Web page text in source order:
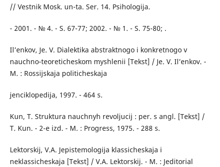
// Vestnik Mosk. un-ta. Ser. 14. Psihologija.
- 2001. - № 4. - S. 67-77; 2002. - № 1. - S. 75-80; .
Il’enkov, Je. V. Dialektika abstraktnogo i konkretnogo v
nauchno-teoreticheskom myshlenii [Tekst] / Je. V. Il’enkov. -
M. : Rossijskaja politicheskaja
jenciklopedija, 1997. - 464 s.
Kun, T. Struktura nauchnyh revoljucij : per. s angl. [Tekst] /
T. Kun. - 2-e izd. - M. : Progress, 1975. - 288 s.
Lektorskij, V.A. Jepistemologija klassicheskaja i
neklassicheskaja [Tekst] / V.A. Lektorskij. - M. : Jeditorial